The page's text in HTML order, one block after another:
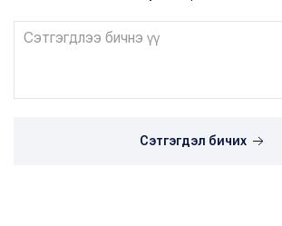
Сэтгэгдэл бичих